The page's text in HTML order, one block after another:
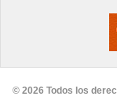
© 2026 Todos los